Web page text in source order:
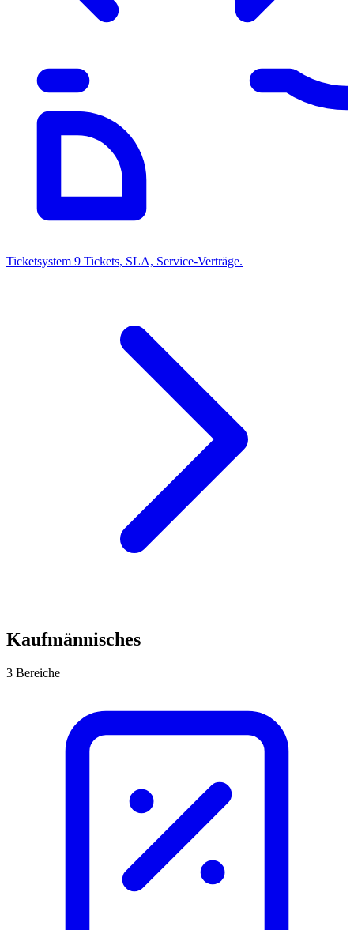
Ticketsystem 9 Tickets, SLA, Service-Verträge.
Kaufmännisches
3 Bereiche